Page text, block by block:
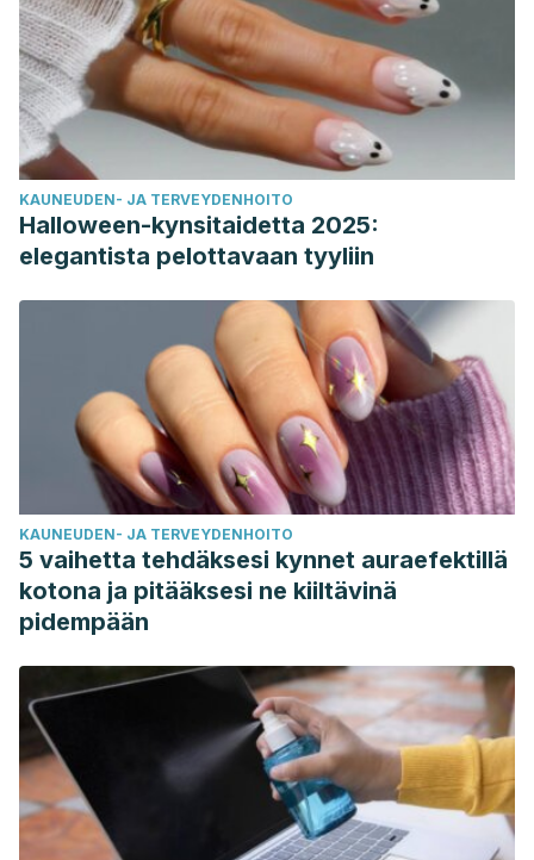
KAUNEUDEN- JA TERVEYDENHOITO
Halloween-kynsitaidetta 2025:
elegantista pelottavaan tyyliin
KAUNEUDEN- JA TERVEYDENHOITO
5 vaihetta tehdäksesi kynnet auraefektillä
kotona ja pitääksesi ne kiiltävinä
pidempään